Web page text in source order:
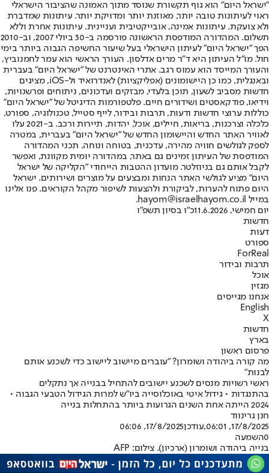
"ישראל היום" הוא גוף תקשורת שנוסד מתוך האמונה שהציבור הישראלי
ראוי לעיתונות טובה יותר, מאוזנת יותר ומדויקת יותר. עיתונות שמדברת
ולא צועקת. עיתונות אמינה, אובייקטיבית ועניינית. עיתונות אחרת וללא
תשלום. המהדורה המודפסת הראשונה פורסמה ב-30 ביולי 2007, וב-2010
הפך "ישראל היום" לעיתון הישראלי בעל שיעור החשיפה הגבוה ביותר בימי
חול. מו"ל העיתון היא ד"ר מרים אדלסון. העורך הראשי הוא עמר לחמנוביץ,
והעורך המייסד הוא עמוס רגב. אתרי האינטרנט של "ישראל היום" בעברית
ובאנגלית, כמו כן היישומונים (אפליקציות) לאנדרואיד ול-iOS, מציגים
חדשות מסביב לשעון, תוכן בלעדי, מבזקים ועדכונים, ניתוחים ופרשנויות,
וידיאו, פודקאסטים ושידורים חיים. פלטפורמות הדיגיטל של "ישראל היום"
כוללות ערוצי חדשות ודעות, תרבות ובידור, לייף סטייל, טכנולוגיה, ספורט,
כלכלה וצרכנות, בריאות, חיילים, אוכל, יהדות, תיירות ורכב. ב-2021 עלו
לאוויר האתר החדש והיישומון החדש של "ישראל היום" בעברית, במטרה
לספק לגולשים חוויה מהירה, עדכנית, בטוחה ונוחה. תכני המהדורה
המודפסת של העיתון זמינים גם באתר, במהדורה יומית מקוונת, ואפשר
לקבל אותם גם בניוזלטר. מועדון ההטבות הייחודי "הקליקה של ישראל
היום" מציע לגולשי האתר הנחות ומבצעים על מוצרים ושירותים. ישראל
היום פתוח להערות, לביקורת ולהצעות לשיפור מקהל הקוראים. פנו אלינו
במייל hayom@israelhayom.co.il.
יום חמישי, 11.6.2026
כ"ו בסיון תשפ"ו
חדשות
דעות
ספורט
ForReal
תרבות ובידור
אוכל
מגזין
אנחנו מגייסים
English
X
חדשות
בארץ
פרסום ראשון
מה קורה ביהודה ושומרון? "עוברים מיישוב ליישוב כדי לשכנע אותם
לבנות"
ראשי רשויות מנסים לשכנע יישובים להתחיל בבנייה אך נתקלים
בהתנגדות • גידול איטי באוכלוסייה ביו"ש למרות הגידול הטבעי הגבוה •
2024 הייתה אחת השנים הגרועות ביותר בהתחלות בנייה
חנן גרינווד
17/8/2025, 06:01
,עודכן17/8/2025, 06:06
0השמעה
בנייה ביהודה ושומרון (ארכיון). צילום: AFP